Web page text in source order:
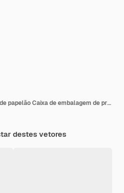
Ícone de linha de caixa de papelão Caixa de embalagem de presente pacote movendo ícone vetorial de correio surpresa para negócios e publicidade
destes vetores